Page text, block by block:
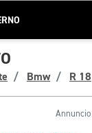
Bmw R 18